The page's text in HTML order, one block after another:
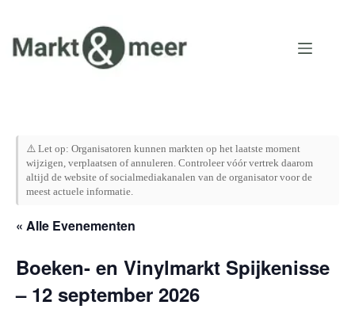
inhoud
⚠️ Let op: Organisatoren kunnen markten op het laatste moment
wijzigen, verplaatsen of annuleren. Controleer vóór vertrek daarom
altijd de website of socialmediakanalen van de organisator voor de
meest actuele informatie.
« Alle Evenementen
Boeken- en Vinylmarkt Spijkenisse
– 12 september 2026